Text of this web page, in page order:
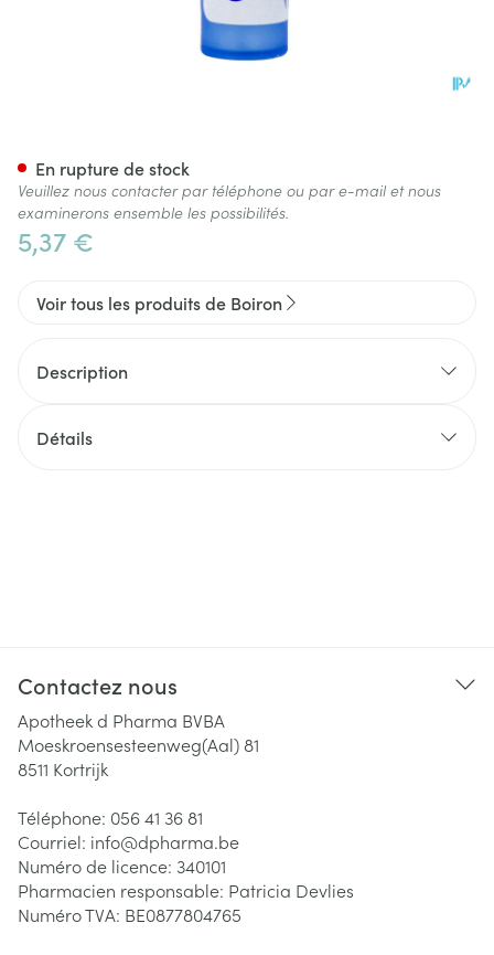
5,37 €
En rupture de stock
Veuillez nous contacter par téléphone ou par e-mail et nous
examinerons ensemble les possibilités.
Voir tous les produits de Boiron
Description
Détails
Contactez nous
Apotheek d Pharma BVBA
Moeskroensesteenweg(Aal) 81
8511 Kortrijk
Téléphone: 056 41 36 81
Courriel: info@dpharma.be
Numéro de licence: 340101
Pharmacien responsable: Patricia Devlies
Numéro TVA: BE0877804765